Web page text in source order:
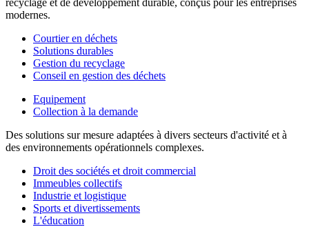
recyclage et de développement durable, conçus pour les entreprises
modernes.
Courtier en déchets
Solutions durables
Gestion du recyclage
Conseil en gestion des déchets
Equipement
Collection à la demande
Des solutions sur mesure adaptées à divers secteurs d'activité et à
des environnements opérationnels complexes.
Droit des sociétés et droit commercial
Immeubles collectifs
Industrie et logistique
Sports et divertissements
L'éducation